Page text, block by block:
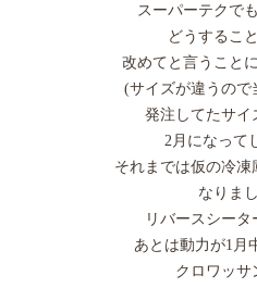
スーパーテクで
どうするこ
改めてと言うこと
(サイズが違うので
発注してたサイ
2月になって
それまでは仮の冷凍
なりまし
リバースシータ
あとは動力が1月
クロワッサ